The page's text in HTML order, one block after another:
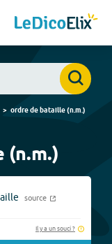
ordre de bataille(n.m.)
(n.m.)
source
Il y a un souci ?